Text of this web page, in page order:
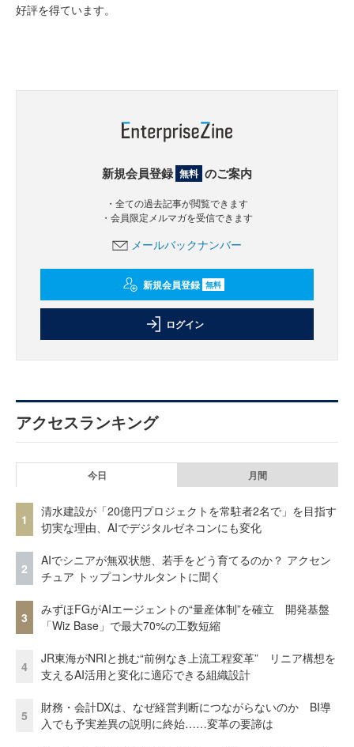
好評を得ています。
新規会員登録 無料 のご案内
・全ての過去記事が閲覧できます
・会員限定メルマガを受信できます
メールバックナンバー
新規会員登録 無料
ログイン
アクセスランキング
今日 月間
1
清水建設が「20億円プロジェクトを常駐者2名で」を目指す
切実な理由、AIでデジタルゼネコンにも変化
2
AIでシニアが無双状態、若手をどう育てるのか？ アクセン
チュア トップコンサルタントに聞く
3
みずほFGがAIエージェントの“量産体制”を確立 開発基盤
「Wiz Base」で最大70%の工数短縮
4
JR東海がNRIと挑む“前例なき上流工程変革” リニア構想を
支えるAI活用と変化に適応できる組織設計
5
財務・会計DXは、なぜ経営判断につながらないのか BI導
入でも予実差異の説明に終始……変革の要諦は